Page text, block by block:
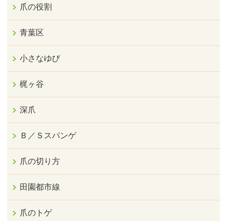
爪の役割
青葉区
小さなゆび
梶ヶ谷
深爪
Ｂ／Ｓスパンゲ
爪の切り方
田園都市線
爪のトゲ